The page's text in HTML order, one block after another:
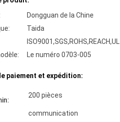
Dongguan de la Chine
Taida
ISO9001,SGS,ROHS,REACH,UL
Le numéro 0703-005
paiement et expédition:
200 pièces
communication